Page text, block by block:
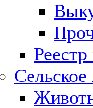
Сельское